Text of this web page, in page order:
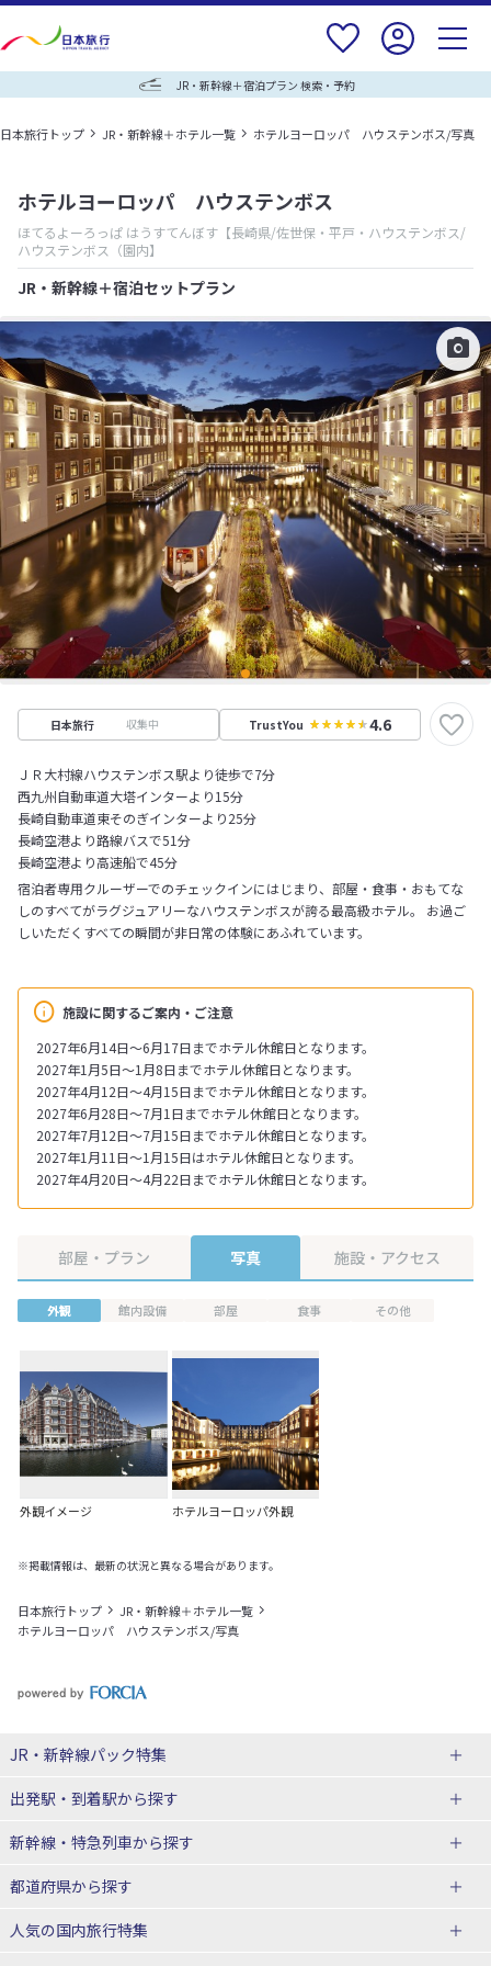
JR・新幹線＋宿泊プラン 検索・予約
日本旅行トップ JR・新幹線＋ホテル一覧 ホテルヨーロッパ ハウステンボス/写真
ホテルヨーロッパ ハウステンボス
ほてるよーろっぱ はうすてんぼす 【長崎県/佐世保・平戸・ハウステンボス/
ハウステンボス（園内】
JR・新幹線＋宿泊セットプラン
日本旅行 収集中 TrustYou 4.6
ＪＲ大村線ハウステンボス駅より徒歩で7分
西九州自動車道大塔インターより15分
長崎自動車道東そのぎインターより25分
長崎空港より路線バスで51分
長崎空港より高速船で45分
施設に関するご案内・ご注意
2027年6月14日～6月17日までホテル休館日となります。
2027年1月5日～1月8日までホテル休館日となります。
2027年4月12日～4月15日までホテル休館日となります。
2027年6月28日～7月1日までホテル休館日となります。
2027年7月12日～7月15日までホテル休館日となります。
2027年1月11日～1月15日はホテル休館日となります。
2027年4月20日～4月22日までホテル休館日となります。
宿泊者専用クルーザーでのチェックインにはじまり、部屋・食事・おもてな
しのすべてがラグジュアリーなハウステンボスが誇る最高級ホテル。 お過ご
しいただくすべての瞬間が非日常の体験にあふれています。
部屋・プラン 写真 施設・アクセス
外観 館内設備 部屋 食事 その他
外観イメージ ホテルヨーロッパ外観
※掲載情報は、最新の状況と異なる場合があります。
日本旅行トップ
JR・新幹線＋ホテル一覧
ホテルヨーロッパ ハウステンボス/写真
JR・新幹線パック特集
JR・新幹線＋ホテルパック
出張パック
出発駅・到着駅から探す
秋田⇔東京 新幹線パック
仙台→東京 新幹線パック
富山⇔東京 新幹線パック
新幹線・特急列車から探す
北海道新幹線 旅行
山形新幹線 旅行
都道府県から探す
人気の国内旅行特集